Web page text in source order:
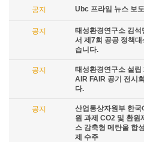
공지 Ubc 프라임 뉴스 보
공지
태성환경연구소 김석
서 제7회 공공 정책
습니다.
공지
태성환경연구소 설립
AIR FAIR 공기 전시
다.
공지
산업통상자원부 한
원 과제 CO2 및 환원
스 감축형 메탄올 합
제 수주